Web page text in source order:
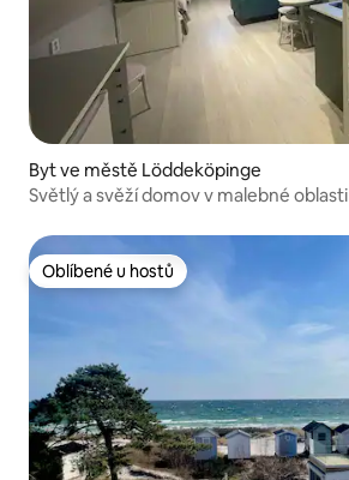
Byt ve městě Löddeköpinge
Světlý a svěží domov v malebné oblasti
Oblíbené u hostů
Oblíbené u hostů